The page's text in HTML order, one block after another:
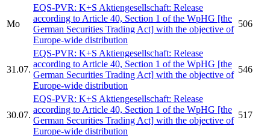
Mo
EQS-PVR: K+S Aktiengesellschaft: Release
according to Article 40, Section 1 of the WpHG [the
German Securities Trading Act] with the objective of
Europe-wide distribution
506
31.07.
EQS-PVR: K+S Aktiengesellschaft: Release
according to Article 40, Section 1 of the WpHG [the
German Securities Trading Act] with the objective of
Europe-wide distribution
546
30.07.
EQS-PVR: K+S Aktiengesellschaft: Release
according to Article 40, Section 1 of the WpHG [the
German Securities Trading Act] with the objective of
Europe-wide distribution
517